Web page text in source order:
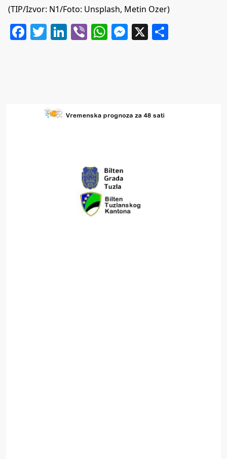
(TIP/Izvor: N1/Foto: Unsplash, Metin Ozer)
Facebook
Twitter
LinkedIn
ViberWhatsApp
Messenger
X